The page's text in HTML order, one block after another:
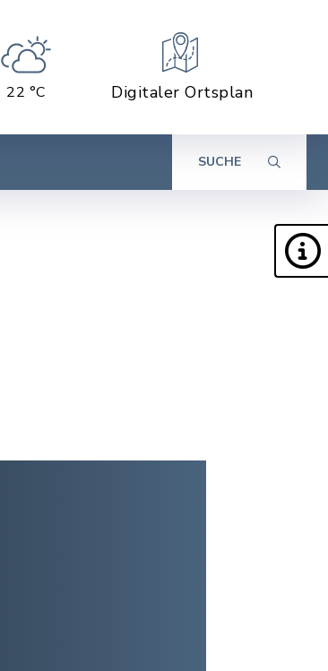
22 °C Digitaler Ortsplan
SUCHE